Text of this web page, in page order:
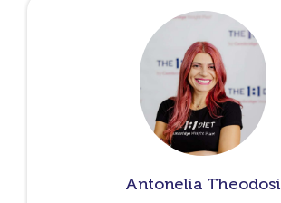
Antonelia Theodosi